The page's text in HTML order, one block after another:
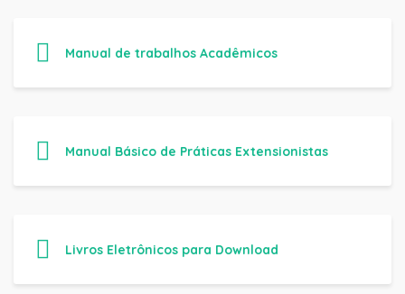
Manual de trabalhos Acadêmicos
Manual Básico de Práticas Extensionistas
Livros Eletrônicos para Download